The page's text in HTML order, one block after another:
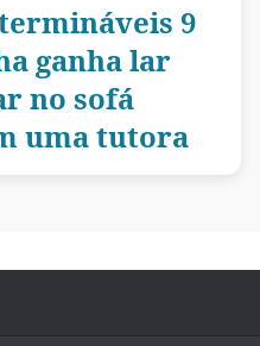
9
ganha lar
no sofá
uma tutora